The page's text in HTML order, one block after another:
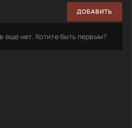
ДОБАВИТЬ
еще нет. Хотите быть первым?